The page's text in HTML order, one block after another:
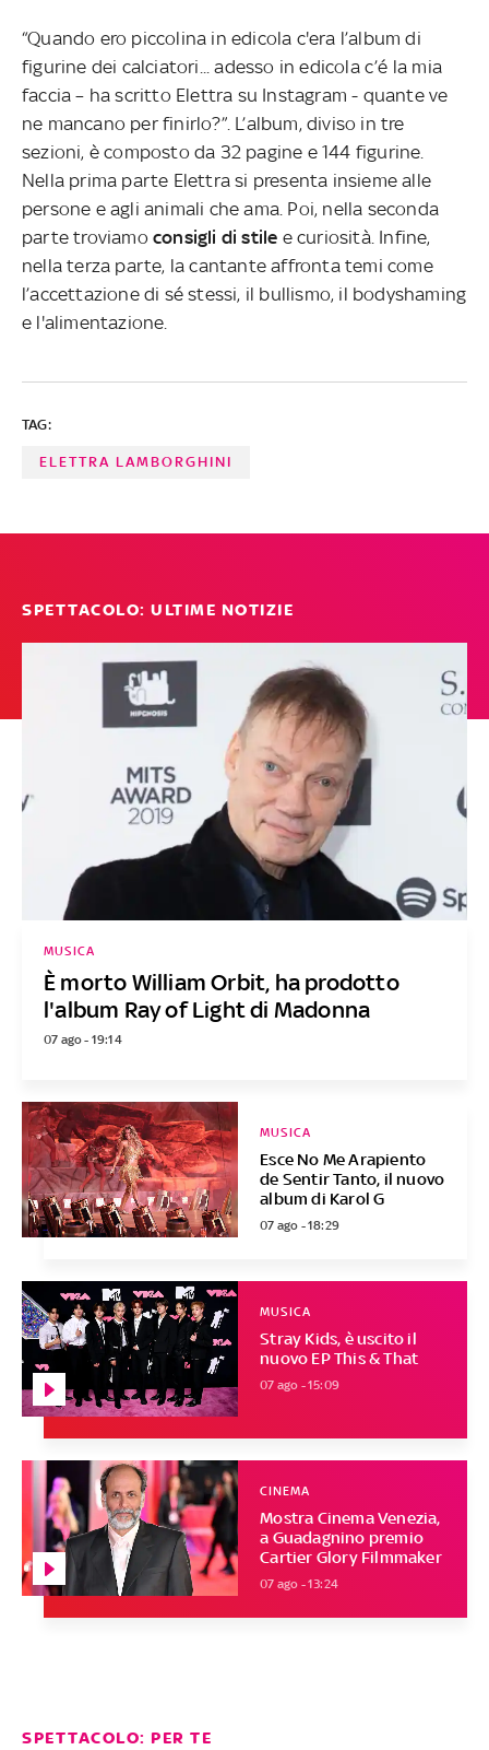
“Quando ero piccolina in edicola c'era l’album di
figurine dei calciatori... adesso in edicola c’é la mia
faccia – ha scritto Elettra su Instagram - quante ve
ne mancano per finirlo?”. L’album, diviso in tre
sezioni, è composto da 32 pagine e 144 figurine.
Nella prima parte Elettra si presenta insieme alle
persone e agli animali che ama. Poi, nella seconda
parte troviamo consigli di stile e curiosità. Infine,
nella terza parte, la cantante affronta temi come
l’accettazione di sé stessi, il bullismo, il bodyshaming
e l'alimentazione.
TAG:
ELETTRA LAMBORGHINI
SPETTACOLO: ULTIME NOTIZIE
È morto William Orbit, ha prodotto
l'album Ray of Light di Madonna
MUSICA
07 ago - 19:14
Esce No Me Arapiento
de Sentir Tanto, il nuovo
album di Karol G
MUSICA
07 ago - 18:29
Stray Kids, è uscito il
nuovo EP This & That
MUSICA
07 ago - 15:09
Mostra Cinema Venezia,
a Guadagnino premio
Cartier Glory Filmmaker
CINEMA
07 ago - 13:24
SPETTACOLO: PER TE